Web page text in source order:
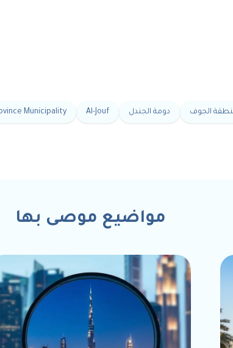
منطقة الجوف دومة الجندل Al-Jouf
Municipality
مواضيع موصى بها